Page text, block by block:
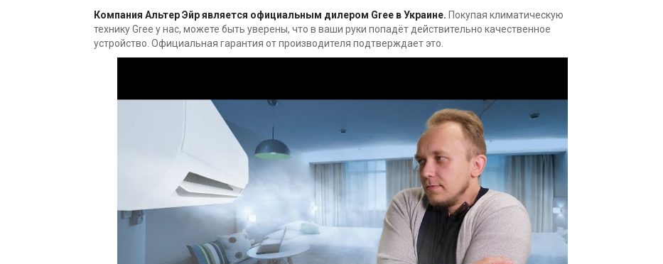
Компания Альтер Эйр является официальным дилером Gree в Украине. Покупая климатическую
технику Gree у нас, можете быть уверены, что в ваши руки попадёт действительно качественное
устройство. Официальная гарантия от производителя подтверждает это.